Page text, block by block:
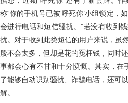
称“你的手机号已被‘呼死你’小组锁定，
会进行电话和短信骚扰。”若没有收到
扰。对于收到此类短信的用户来说，虽
般不会太多，但却是花的冤枉钱，同时
事都会心有不甘和十分愤慨。其实，在
了能够自动识别骚扰、诈骗电话，还可
解。